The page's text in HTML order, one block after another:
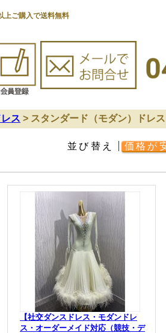
上ご購入で送料無料
ス > スタンダード（モダン）ドレ
並び替え 価格が
【社交ダンスドレス・モダンドレ
ス・オーダーメイド対応（競技・デ